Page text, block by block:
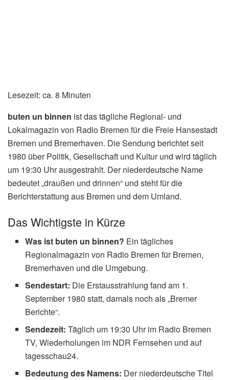
Lesezeit: ca. 8 Minuten
buten un binnen ist das tägliche Regional- und
Lokalmagazin von Radio Bremen für die Freie Hansestadt
Bremen und Bremerhaven. Die Sendung berichtet seit
1980 über Politik, Gesellschaft und Kultur und wird täglich
um 19:30 Uhr ausgestrahlt. Der niederdeutsche Name
bedeutet „draußen und drinnen“ und steht für die
Berichterstattung aus Bremen und dem Umland.
Das Wichtigste in Kürze
Was ist buten un binnen? Ein tägliches
Regionalmagazin von Radio Bremen für Bremen,
Bremerhaven und die Umgebung.
Sendestart: Die Erstausstrahlung fand am 1.
September 1980 statt, damals noch als „Bremer
Berichte“.
Sendezeit: Täglich um 19:30 Uhr im Radio Bremen
TV, Wiederholungen im NDR Fernsehen und auf
tagesschau24.
Bedeutung des Namens: Der niederdeutsche Titel